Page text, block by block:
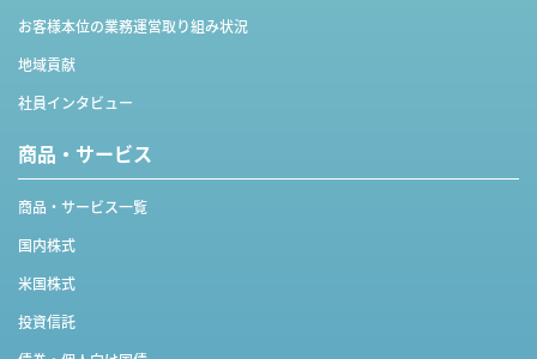
お客様本位の業務運営取り組み状況
地域貢献
社員インタビュー
商品・サービス
商品・サービス一覧
国内株式
米国株式
投資信託